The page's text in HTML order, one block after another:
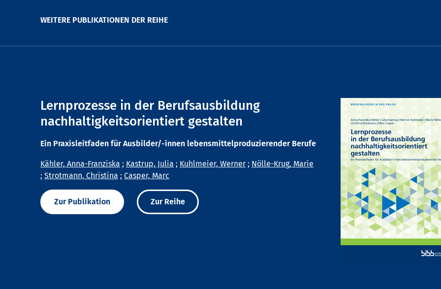
WEITERE PUBLIKATIONEN DER REIHE
Lernprozesse in der Berufsausbildung
nachhaltigkeitsorientiert gestalten
Ein Praxisleitfaden für Ausbilder/-innen lebensmittelproduzierender Berufe
Kähler, Anna-Franziska ; Kastrup, Julia ; Kuhlmeier, Werner ; Nölle-Krug, Marie
; Strotmann, Christina ; Casper, Marc
Zur Publikation Zur Reihe